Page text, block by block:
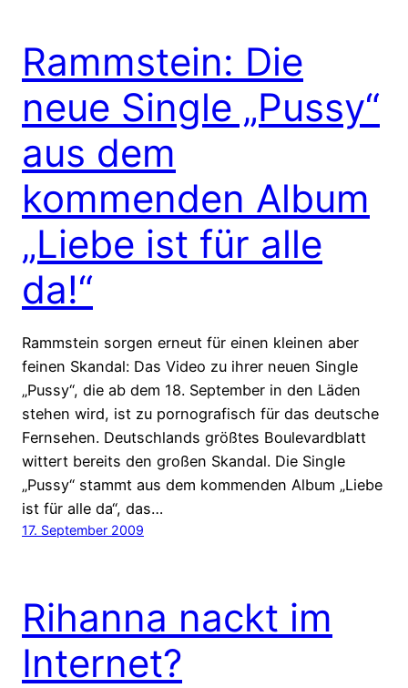
Rammstein: Die
neue Single „Pussy“
aus dem
kommenden Album
„Liebe ist für alle
da!“
Rammstein sorgen erneut für einen kleinen aber
feinen Skandal: Das Video zu ihrer neuen Single
„Pussy“, die ab dem 18. September in den Läden
stehen wird, ist zu pornografisch für das deutsche
Fernsehen. Deutschlands größtes Boulevardblatt
wittert bereits den großen Skandal. Die Single
„Pussy“ stammt aus dem kommenden Album „Liebe
ist für alle da“, das…
17. September 2009
Rihanna nackt im
Internet?